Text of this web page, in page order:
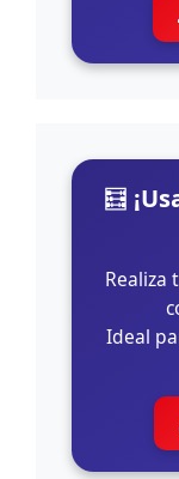
🧮
Realiza
Ideal